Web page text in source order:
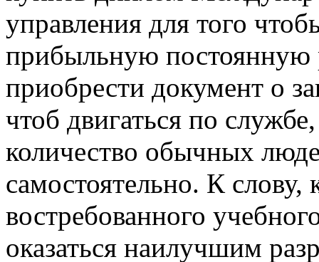
управления для того
прибыльную постоянную
приобрести документ о
чтоб двигаться по
количество обычных
самостоятельно. К
востребованного
оказаться наилучшим